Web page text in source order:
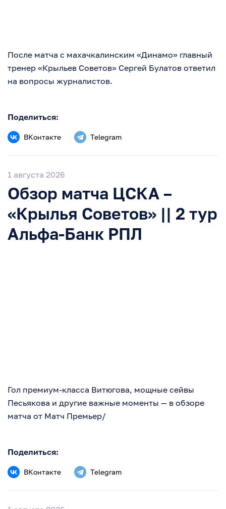
После матча с махачкалинским «Динамо» главный
тренер «Крыльев Советов» Сергей Булатов ответил
на вопросы журналистов.
Поделиться:
ВКонтакте Telegram
1 августа 2026
Обзор матча ЦСКА –
«Крылья Советов» || 2 тур
Альфа-Банк РПЛ
Гол премиум-класса Витюгова, мощные сейвы
Песьякова и другие важные моменты — в обзоре
матча от Матч Премьер/
Поделиться:
ВКонтакте Telegram